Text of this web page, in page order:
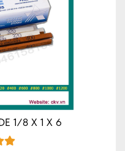
1/8 X 1 X 6